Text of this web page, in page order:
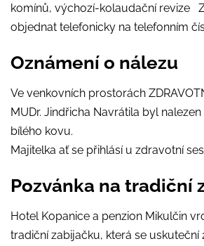
komínů, výchozí-kolaudační revize
objednat telefonicky na telefonním
Oznámení o nálezu
Ve venkovních prostorách
MUDr. Jindřicha Navrátila byl
bílého kovu.
Majitelka ať se přihlásí u zdravotní
Pozvánka na tradiční
Hotel Kopanice a penzion Mikulčin
tradiční zabijačku, která se uskuteční